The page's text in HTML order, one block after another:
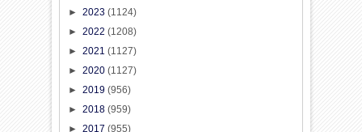
►2023(1124)
►2022(1208)
►2021(1127)
►2020(1127)
►2019(956)
►2018(959)
►2017(955)